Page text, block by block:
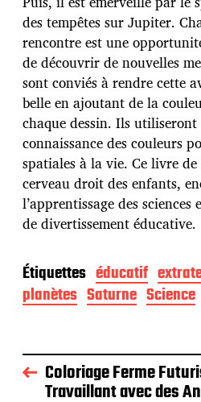
i
c
a
t
i
o
n
des tempêtes sur Jupiter.
rencontre est une
de découvrir de nouvelles
sont conviés à rendre cette
belle en ajoutant de la
chaque dessin. Ils
connaissance des couleurs
spatiales à la vie. Ce livre
cerveau droit des enfants,
l’apprentissage des
de divertissement éducative.
Étiquettes éducatif
planètes Saturne Science
Coloriage Ferme
Travaillant avec des